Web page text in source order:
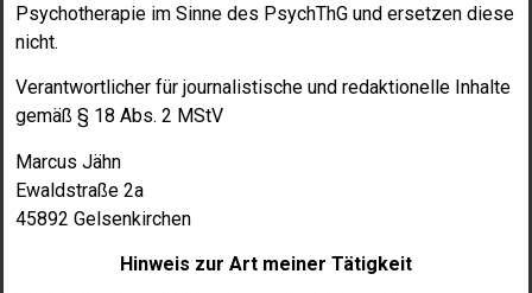
Psychotherapie im Sinne des PsychThG und ersetzen diese
nicht.
Verantwortlicher für journalistische und redaktionelle Inhalte
gemäß § 18 Abs. 2 MStV
Marcus Jähn
Ewaldstraße 2a
45892 Gelsenkirchen
Hinweis zur Art meiner Tätigkeit